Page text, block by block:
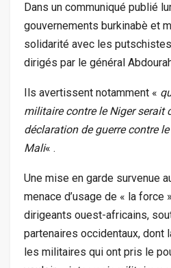
Dans un communiqué publié
gouvernements burkinabè et
solidarité avec les
dirigés par le général
Ils avertissent notamment «
militaire contre le Niger serait
déclaration de guerre contre
Mali« .
Une mise en garde survenue
menace d’usage de « la force
dirigeants ouest-africains,
partenaires occidentaux, dont
les militaires qui ont pris le